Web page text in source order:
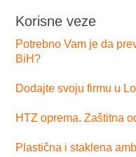
Korisne veze
Potrebno Vam je da
BiH?
Dodajte svoju firmu u
HTZ oprema. Zaštitna
Plastična i staklena